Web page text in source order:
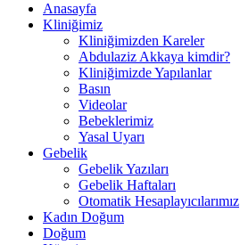
Anasayfa
Kliniğimiz
Kliniğimizden Kareler
Abdulaziz Akkaya kimdir?
Kliniğimizde Yapılanlar
Basın
Videolar
Bebeklerimiz
Yasal Uyarı
Gebelik
Gebelik Yazıları
Gebelik Haftaları
Otomatik Hesaplayıcılarımız
Kadın Doğum
Doğum